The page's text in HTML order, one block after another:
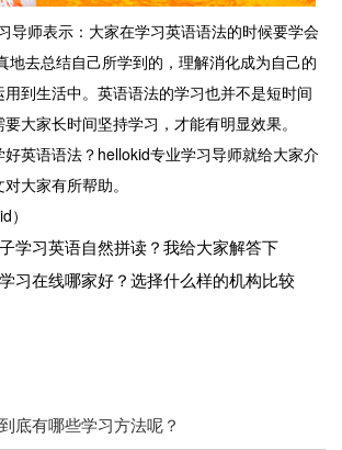
师表示：大家在学习英语语法的时候要学会
地去总结自己所学到的，理解消化成为自己的
到生活中。英语语法的学习也并不是短时间
大家长时间坚持学习，才能有明显效果。
英语语法？hellokid专业学习导师就给大家介
大家有所帮助。
）
学习英语自然拼读？我给大家解答下
习在线哪家好？选择什么样的机构比较
底有哪些学习方法呢？